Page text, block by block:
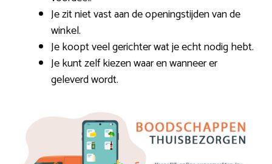
Je zit niet vast aan de openingstijden van de
winkel.
Je koopt veel gerichter wat je echt nodig hebt.
Je kunt zelf kiezen waar en wanneer er
geleverd wordt.